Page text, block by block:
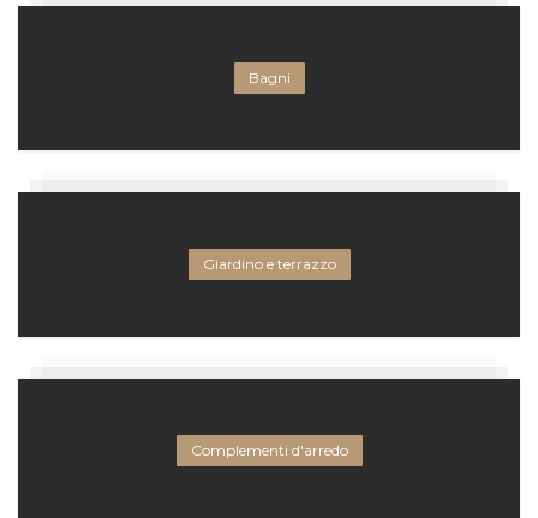
Bagni
Giardino e terrazzo
Complementi d'arredo